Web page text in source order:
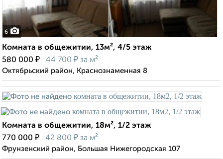
6
Комната в общежитии, 13м², 4/5 этаж
580 000 ₽ 44 700 ₽ за м²
Октябрьский район, Краснознаменная 8
Комната в общежитии, 18м², 1/2 этаж
770 000 ₽ 42 800 ₽ за м²
Фрунзенский район, Большая Нижегородская 107